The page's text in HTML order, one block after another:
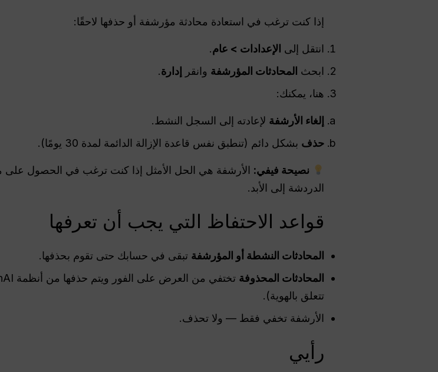
إذا كنت ترغب في استعادة محادثة مؤرشفة أو حذفها لاحقًا:
انتقل إلى الإعدادات > عام.
ابحث المحادثات المؤرشفة وانقر إدارة.
هنا، يمكنك:
إلغاء الأرشفة لإعادته إلى السجل النشط.
حذف بشكل دائم (تنطبق نفس قاعدة الإزالة الدائمة لمدة 30 يومًا).
نصيحة فيفي: الأرشفة هي الحل الأمثل إذا كنت ترغب في الحصول
الدردشة إلى الأبد.
قواعد الاحتفاظ التي يجب أن تعرفها
المحادثات النشطة أو المؤرشفة تبقى في حسابك حتى تقوم بحذفها.
المحادثات المحذوفة تختفي من العرض على الفور ويتم حذفها من أنظمة OpenAI في
تتعلق بالهوية).
الأرشفة تخفي فقط — ولا تحذف.
رأيي